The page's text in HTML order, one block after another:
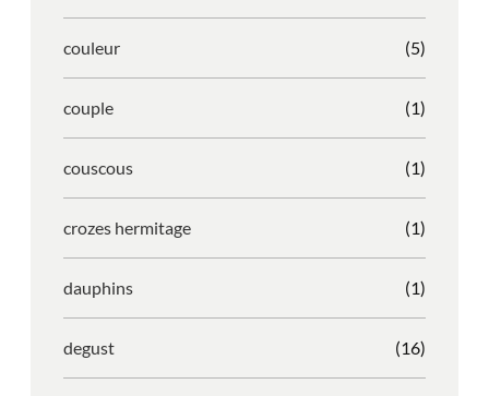
couleur (5)
couple (1)
couscous (1)
crozes hermitage (1)
dauphins (1)
degust (16)